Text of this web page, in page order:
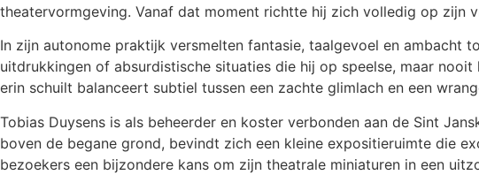
theatervormgeving. Vanaf dat moment richtte hij zich volledig op
In zijn autonome praktijk versmelten fantasie, taalgevoel en ambacht
uitdrukkingen of absurdistische situaties die hij op speelse, maar
erin schuilt balanceert subtiel tussen een zachte glimlach en een
Tobias Duysens is als beheerder en koster verbonden aan de Sint
boven de begane grond, bevindt zich een kleine expositieruimte die
bezoekers een bijzondere kans om zijn theatrale miniaturen in een